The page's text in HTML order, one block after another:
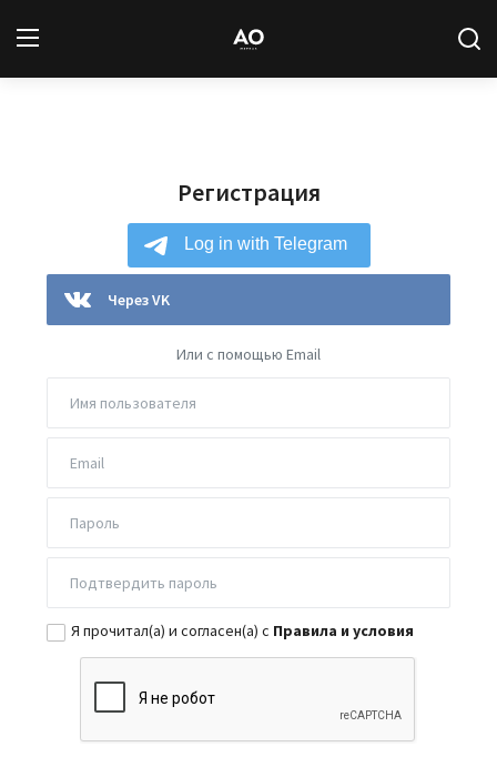
Авторы
База знаний
Подписка
Регистрация
Через VK
Или с помощью Email
Я прочитал(а) и согласен(а) с Правила и условия